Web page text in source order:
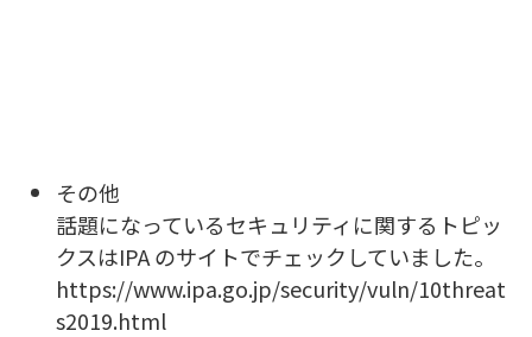
その他
話題になっているセキュリティに関するトピッ
クスはIPA のサイトでチェックしていました。
https://www.ipa.go.jp/security/vuln/10threat
s2019.html